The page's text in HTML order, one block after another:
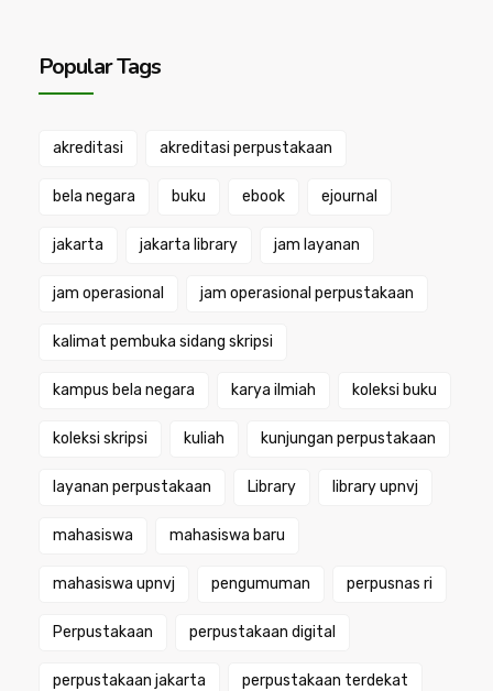
Popular Tags
akreditasi akreditasi perpustakaan
bela negara buku ebook ejournal
jakarta jakarta library jam layanan
jam operasional jam operasional perpustakaan
kalimat pembuka sidang skripsi
kampus bela negara karya ilmiah koleksi buku
koleksi skripsi kuliah kunjungan perpustakaan
layanan perpustakaan Library library upnvj
mahasiswa mahasiswa baru
mahasiswa upnvj pengumuman perpusnas ri
Perpustakaan perpustakaan digital
perpustakaan jakarta perpustakaan terdekat